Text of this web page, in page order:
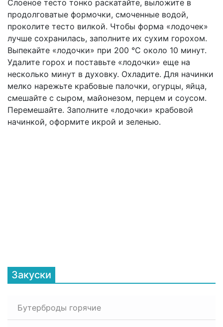
Слоеное тесто тонко раскатайте, выложите в
продолговатые формочки, смоченные водой,
проколите тесто вилкой. Чтобы форма «лодочек»
лучше сохранилась, заполните их сухим горохом.
Выпекайте «лодочки» при 200 °С около 10 минут.
Удалите горох и поставьте «лодочки» еще на
несколько минут в духовку. Охладите. Для начинки
мелко нарежьте крабовые палочки, огурцы, яйца,
смешайте с сыром, майонезом, перцем и соусом.
Перемешайте. Заполните «лодочки» крабовой
начинкой, оформите икрой и зеленью.
Закуски
Бутерброды горячие